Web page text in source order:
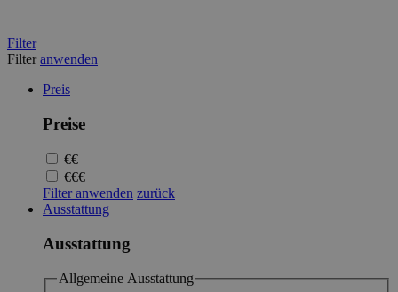
Filter
Filteranwenden
Preis
Preise
€€
€€€
Filter anwenden zurück
Ausstattung
Ausstattung
Allgemeine Ausstattung